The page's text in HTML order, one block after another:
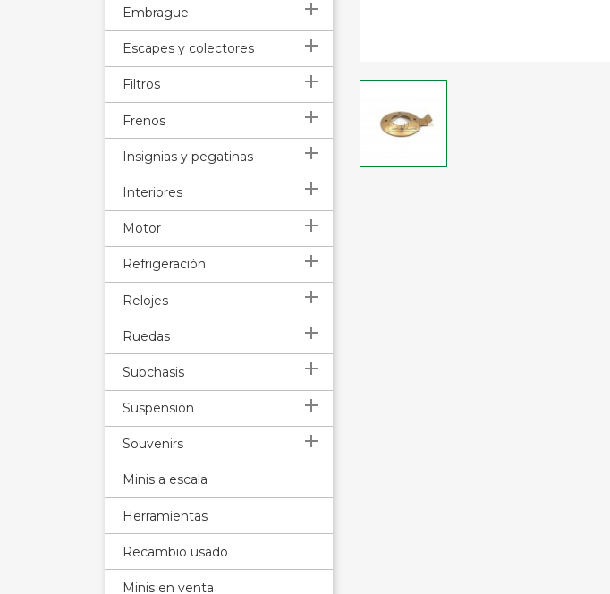
Embrague 
Escapes y colectores 
Filtros 
Frenos 
Insignias y pegatinas 
Interiores 
Motor 
Refrigeración 
Relojes 
Ruedas 
Subchasis 
Suspensión 
Souvenirs 
Minis a escala
Herramientas
Recambio usado
Minis en venta